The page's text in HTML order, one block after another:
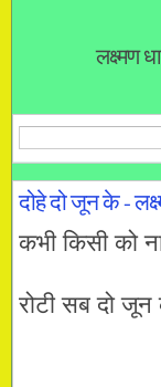
लक्ष्मण
दोहे दो जून के -
कभी किसी को
रोटी सब दो